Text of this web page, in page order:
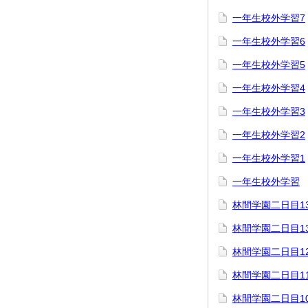
一年生校外学習7
一年生校外学習6
一年生校外学習5
一年生校外学習4
一年生校外学習3
一年生校外学習2
一年生校外学習1
一年生校外学習
林間学園二日目
林間学園二日目
林間学園二日目
林間学園二日目11
林間学園二日目